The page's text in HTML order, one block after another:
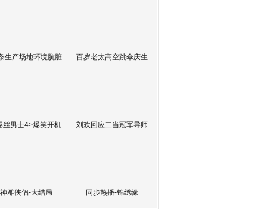
生产场地环境肮脏 百岁老太高空跳伞庆生
丝男士4>爆笑开机 刘欢回应二当冠军导师
神雕侠侣-大结局 同步热播-锦绣缘